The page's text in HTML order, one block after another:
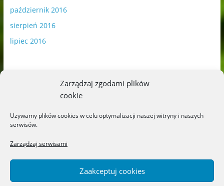
Zarządzaj zgodami plików
cookie
Używamy plików cookies w celu optymalizacji naszej witryny i naszych
serwisów.
Zarządzaj serwisami
Zaakceptuj cookies
październik 2016
sierpień 2016
lipiec 2016